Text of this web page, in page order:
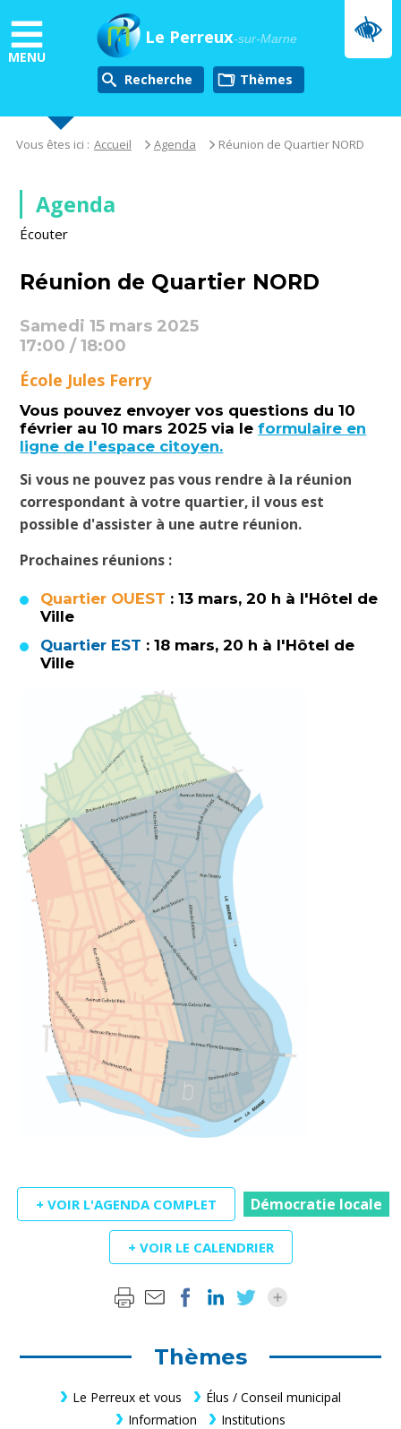
au
contenu
principal
MENU
Le Perreux-sur-Marne
Recherche thèmes
Vous êtes ici : Accueil Agenda Réunion de Quartier NORD
Agenda
Écouter
Réunion de Quartier NORD
Samedi 15 mars 2025
17:00 / 18:00
École Jules Ferry
Vous pouvez envoyer vos questions du 10
février au 10 mars 2025 via leformulaire en
ligne de l'espace citoyen.
Si vous ne pouvez pas vous rendre à la réunion
correspondant à votre quartier, il vous est
possible d'assister à une autre réunion.
Prochaines réunions :
Quartier OUEST : 13 mars, 20 h à l'Hôtel de
Ville
Quartier EST : 18 mars, 20 h à l'Hôtel de
Ville
+ VOIR L'AGENDA COMPLET Démocratie locale
+ VOIR LE CALENDRIER
Thèmes
Le Perreux et vous
Élus / Conseil municipal
Information
Institutions